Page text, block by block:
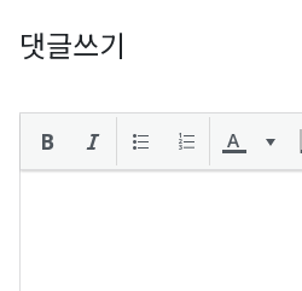
댓글쓰기